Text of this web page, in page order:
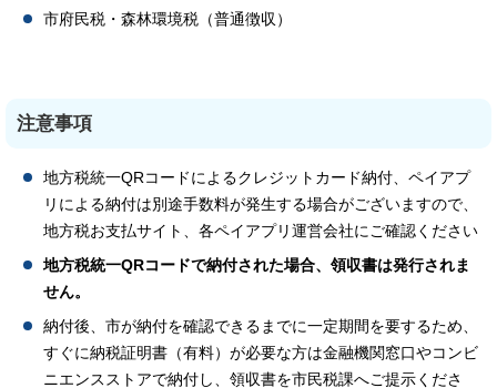
市府民税・森林環境税（普通徴収）
注意事項
地方税統一QRコードによるクレジットカード納付、ペイアプ
リによる納付は別途手数料が発生する場合がございますので、
地方税お支払サイト、各ペイアプリ運営会社にご確認ください
地方税統一QRコードで納付された場合、領収書は発行されま
せん。
納付後、市が納付を確認できるまでに一定期間を要するため、
すぐに納税証明書（有料）が必要な方は金融機関窓口やコンビ
ニエンスストアで納付し、領収書を市民税課へご提示くださ